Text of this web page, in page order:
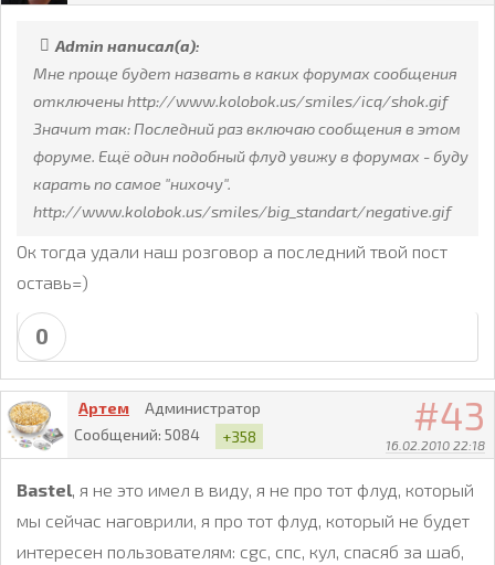
Admin написал(а):
Мне проще будет назвать в каких форумах сообщения
отключены http://www.kolobok.us/smiles/icq/shok.gif
Значит так: Последний раз включаю сообщения в этом
форуме. Ещё один подобный флуд увижу в форумах - буду
карать по самое "нихочу".
http://www.kolobok.us/smiles/big_standart/negative.gif
Ок тогда удали наш розговор а последний твой пост
оставь=)
0
43
16.02.2010 22:18
Артем
Администратор
Сообщений: 5084 +358
Bastel , я не это имел в виду, я не про тот флуд, который
мы сейчас наговрили, я про тот флуд, который не будет
интересен пользователям: cgс, спс, кул, спасяб за шаб,